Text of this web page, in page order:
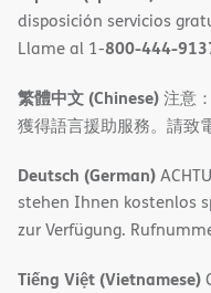
disposición servicios
Llame al 1-800-444-
繁體中文 (Chinese)注意
獲得語言援助服務。請致
Deutsch (German)
stehen Ihnen kostenlos
zur Verfügung.
Tiếng Việt (Vietnamese)